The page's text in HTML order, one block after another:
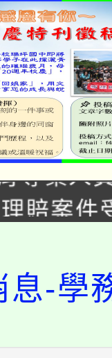
入校路
專業人
賠案件
年度第
選結果(
險知識
度學生
息-學